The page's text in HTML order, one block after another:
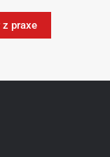
z praxe